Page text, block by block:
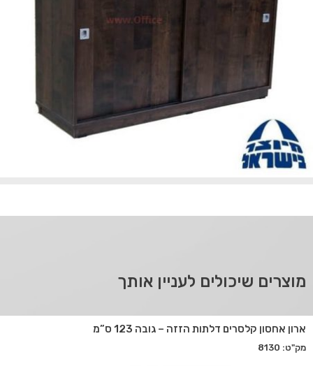
מוצרים שיכולים לעניין אותך
ארון אחסון קלסרים דלתות הזזה – גובה 123 ס”מ
מק"ט: 8130